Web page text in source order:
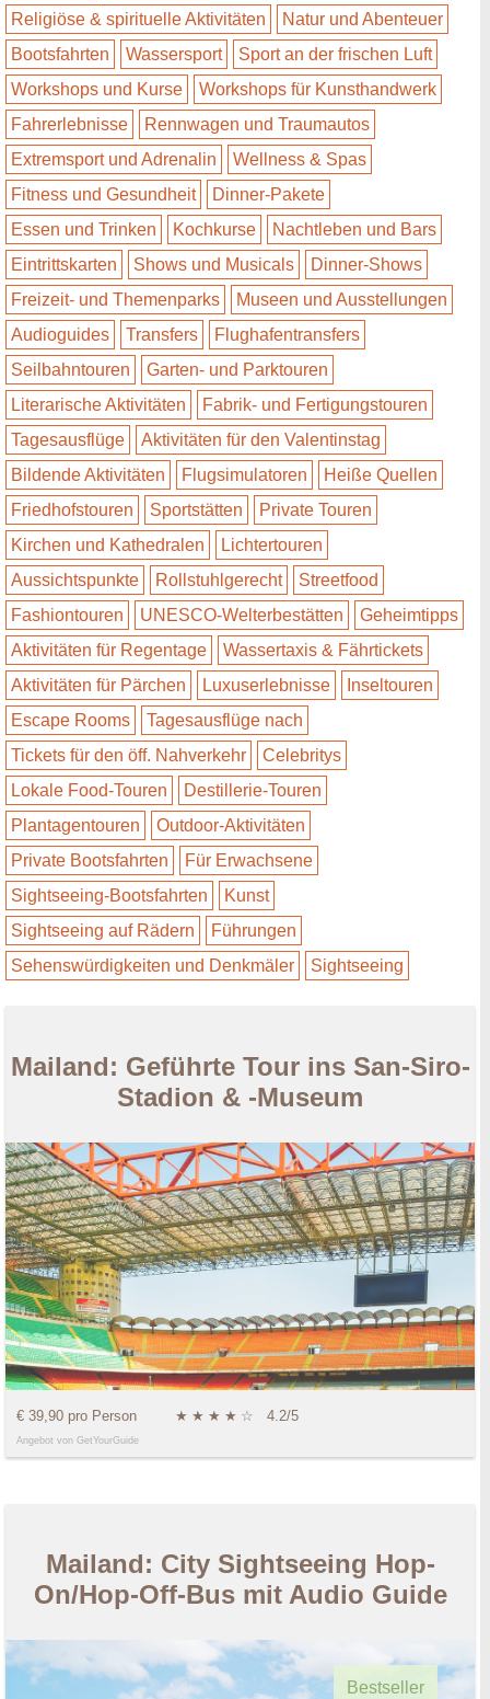
Religiöse & spirituelle Aktivitäten
Natur und Abenteuer
Bootsfahrten
Wassersport
Sport an der frischen Luft
Workshops und Kurse
Workshops für Kunsthandwerk
Fahrerlebnisse
Rennwagen und Traumautos
Extremsport und Adrenalin
Wellness & Spas
Fitness und Gesundheit
Dinner-Pakete
Essen und Trinken
Kochkurse
Nachtleben und Bars
Eintrittskarten
Shows und Musicals
Dinner-Shows
Freizeit- und Themenparks
Museen und Ausstellungen
Audioguides
Transfers
Flughafentransfers
Seilbahntouren
Garten- und Parktouren
Literarische Aktivitäten
Fabrik- und Fertigungstouren
Tagesausflüge
Aktivitäten für den Valentinstag
Bildende Aktivitäten
Flugsimulatoren
Heiße Quellen
Friedhofstouren
Sportstätten
Private Touren
Kirchen und Kathedralen
Lichtertouren
Aussichtspunkte
Rollstuhlgerecht
Streetfood
Fashiontouren
UNESCO-Welterbestätten
Geheimtipps
Aktivitäten für Regentage
Wassertaxis & Fährtickets
Aktivitäten für Pärchen
Luxuserlebnisse
Inseltouren
Escape Rooms
Tagesausflüge nach
Tickets für den öff. Nahverkehr
Celebritys
Lokale Food-Touren
Destillerie-Touren
Plantagentouren
Outdoor-Aktivitäten
Private Bootsfahrten
Für Erwachsene
Sightseeing-Bootsfahrten
Kunst
Sightseeing auf Rädern
Führungen
Sehenswürdigkeiten und Denkmäler
Sightseeing
Mailand: Geführte Tour ins San-Siro-
Stadion & -Museum
€ 39,90 pro Person ★ ★ ★ ★ ☆ 4.2/5
Angebot von GetYourGuide
Mailand: City Sightseeing Hop-
On/Hop-Off-Bus mit Audio Guide
Bestseller